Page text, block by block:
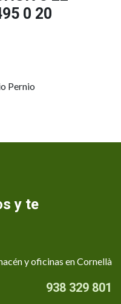
0 20
Pernio
y te
y oficinas en Cornellà
938 329 801